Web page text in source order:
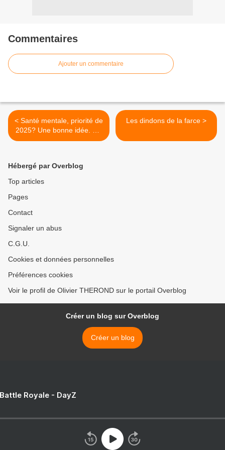
Commentaires
Ajouter un commentaire
< Santé mentale, priorité de
2025? Une bonne idée. On
commence par qui?
Les dindons de la farce >
Hébergé par Overblog
Top articles
Pages
Contact
Signaler un abus
C.G.U.
Cookies et données personnelles
Préférences cookies
Voir le profil de Olivier THEROND sur le portail Overblog
Créer un blog sur Overblog
Créer un blog
Royale - DayZ